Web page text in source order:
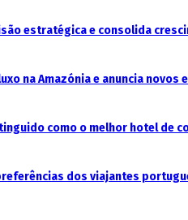
estratégica e consolida
na Amazónia e anuncia
como o melhor hotel de
dos viajantes